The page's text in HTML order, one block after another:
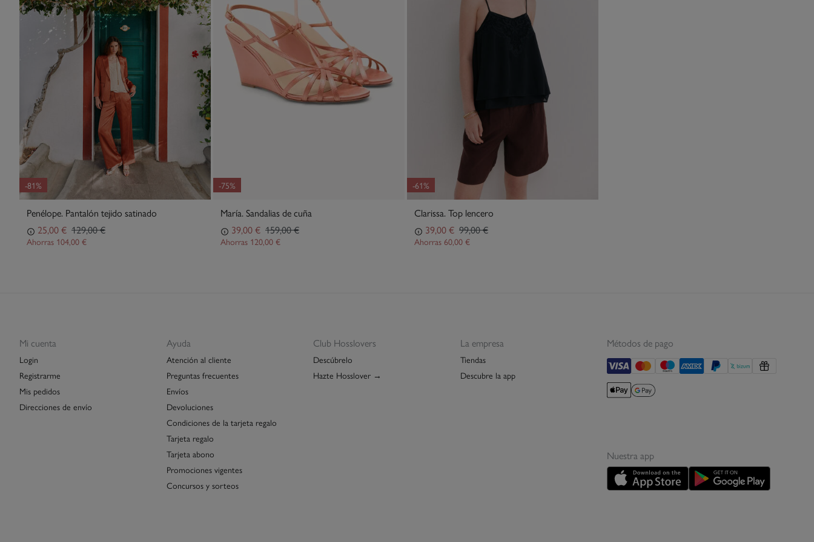
-81%
Penélope. Pantalón tejido satinado
25,00 € 129,00 €
Ahorras 104,00 €
-75%
María. Sandalias de cuña
39,00 € 159,00 €
Ahorras 120,00 €
-61%
Clarissa. Top lencero
39,00 € 99,00 €
Ahorras 60,00 €
Mi cuenta
Login
Registrarme
Mis pedidos
Direcciones de envío
Ayuda
Atención al cliente
Preguntas frecuentes
Envíos
Devoluciones
Condiciones de la tarjeta regalo
Tarjeta regalo
Tarjeta abono
Promociones vigentes
Concursos y sorteos
Club Hosslovers
Descúbrelo
Hazte Hosslover →
La empresa
Tiendas
Descubre la app
Métodos de pago
Nuestra app